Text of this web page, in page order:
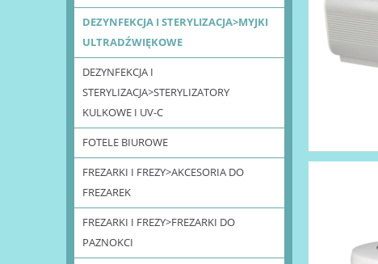
DEZYNFEKCJA I STERYLIZACJA>MYJKI
ULTRADŹWIĘKOWE
DEZYNFEKCJA I
STERYLIZACJA>STERYLIZATORY
KULKOWE I UV-C
FOTELE BIUROWE
FREZARKI I FREZY>AKCESORIA DO
FREZAREK
FREZARKI I FREZY>FREZARKI DO
PAZNOKCI